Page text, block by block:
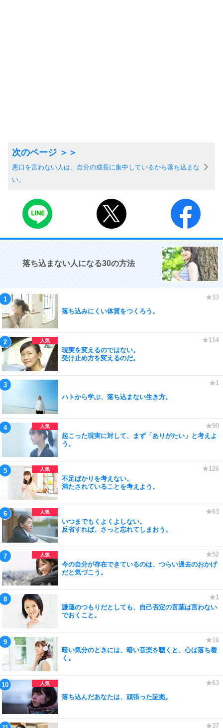
悪口を言わない人は、自分の成長に集中しているから落ち込まな
い。
落ち込まない人になる30の方法
落ち込みにくい体質をつくろう。
現実を変えるのではない。
受け止め方を変えるのだ。
ハトから学ぶ、落ち込まない生き方。
起こった現実に対して、まず「ありがたい」と考えよ
う。
不足ばかりを考えない。
満たされていることを考えよう。
いつまでもくよくよしない。
反省すれば、さっと忘れてしまおう。
今の自分が存在できているのは、つらい過去のおかげ
だと気づこう。
謙遜のつもりだとしても、自己否定の言葉は言わない
でおくこと。
暗い気分のときには、暗い音楽を聴くと、心は落ち着
く。
落ち込んだあなたは、頑張った証拠。